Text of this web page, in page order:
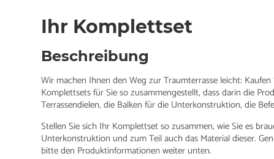
Ihr Komplettset
Beschreibung
Wir machen Ihnen den Weg zur Traumterrasse leicht:
Komplettsets für Sie so zusammengestellt, dass darin die
Terrassendielen, die Balken für die Unterkonstruktion, die
Stellen Sie sich Ihr Komplettset so zusammen, wie Sie es
Unterkonstruktion und zum Teil auch das Material dieser.
bitte den Produktinformationen weiter unten.